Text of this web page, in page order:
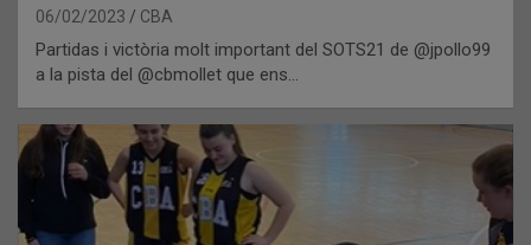
06/02/2023 CBA
Partidas i victòria molt important del SOTS21 de @jpollo99
a la pista del @cbmollet que ens…